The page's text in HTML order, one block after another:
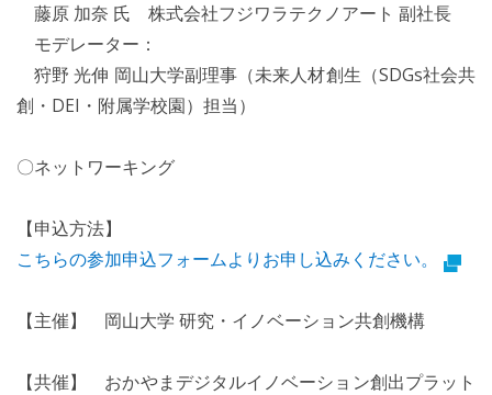
藤原 加奈 氏 株式会社フジワラテクノアート 副社長
モデレーター：
狩野 光伸 岡山大学副理事（未来人材創生（SDGs社会共
創・DEI・附属学校園）担当）
〇ネットワーキング
【申込方法】
こちらの参加申込フォームよりお申し込みください。
【主催】 岡山大学 研究・イノベーション共創機構
【共催】 おかやまデジタルイノベーション創出プラット